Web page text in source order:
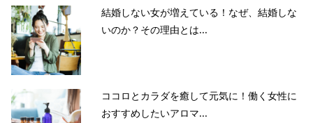
結婚しない女が増えている！なぜ、結婚しな
いのか？その理由とは...
ココロとカラダを癒して元気に！働く女性に
おすすめしたいアロマ...